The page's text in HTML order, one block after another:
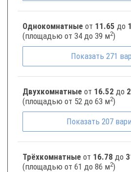
Однокомнатные от 11.65 до
(площадью от 34 до 39 м2)
Показать 271
Двухкомнатные от 16.52 до
(площадью от 52 до 63 м2)
Показать 207
Трёхкомнатные от 16.78 до
(площадью от 61 до 86 м2)